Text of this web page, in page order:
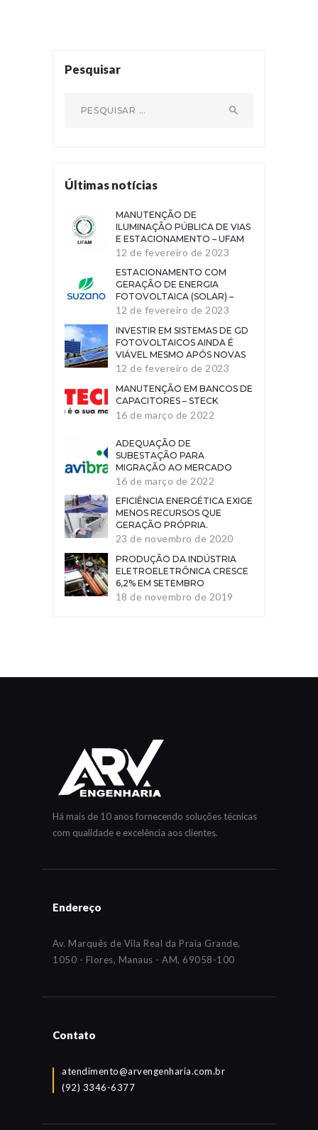
Pesquisar
Últimas notícias
MANUTENÇÃO DE
ILUMINAÇÃO PÚBLICA DE VIAS
E ESTACIONAMENTO – UFAM
12 de fevereiro de 2023
ESTACIONAMENTO COM
GERAÇÃO DE ENERGIA
FOTOVOLTAICA (SOLAR) –
SUZANO
12 de fevereiro de 2023
INVESTIR EM SISTEMAS DE GD
FOTOVOLTAICOS AINDA É
VIÁVEL MESMO APÓS NOVAS
REGRAS
12 de fevereiro de 2023
MANUTENÇÃO EM BANCOS DE
CAPACITORES – STECK
16 de março de 2022
ADEQUAÇÃO DE
SUBESTAÇÃO PARA
MIGRAÇÃO AO MERCADO
LIVRE DE ENERGIA – RAVIBRAS
16 de março de 2022
EFICIÊNCIA ENERGÉTICA EXIGE
MENOS RECURSOS QUE
GERAÇÃO PRÓPRIA.
23 de novembro de 2020
PRODUÇÃO DA INDÚSTRIA
ELETROELETRÔNICA CRESCE
6,2% EM SETEMBRO
18 de novembro de 2019
Há mais de 10 anos fornecendo soluções técnicas
com qualidade e excelência aos clientes.
Endereço
Av. Marquês de Vila Real da Praia Grande,
1050 - Flores, Manaus - AM, 69058-100
Contato
atendimento@arvengenharia.com.br
(92) 3346-6377